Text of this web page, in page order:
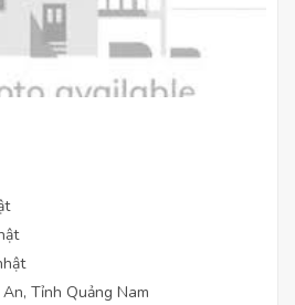
Tỉnh Quảng Nam